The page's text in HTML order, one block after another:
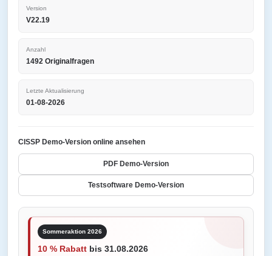
Version
V22.19
Anzahl
1492 Originalfragen
Letzte Aktualisierung
01-08-2026
CISSP Demo-Version online ansehen
PDF Demo-Version
Testsoftware Demo-Version
Sommeraktion 2026
10 % Rabatt bis 31.08.2026